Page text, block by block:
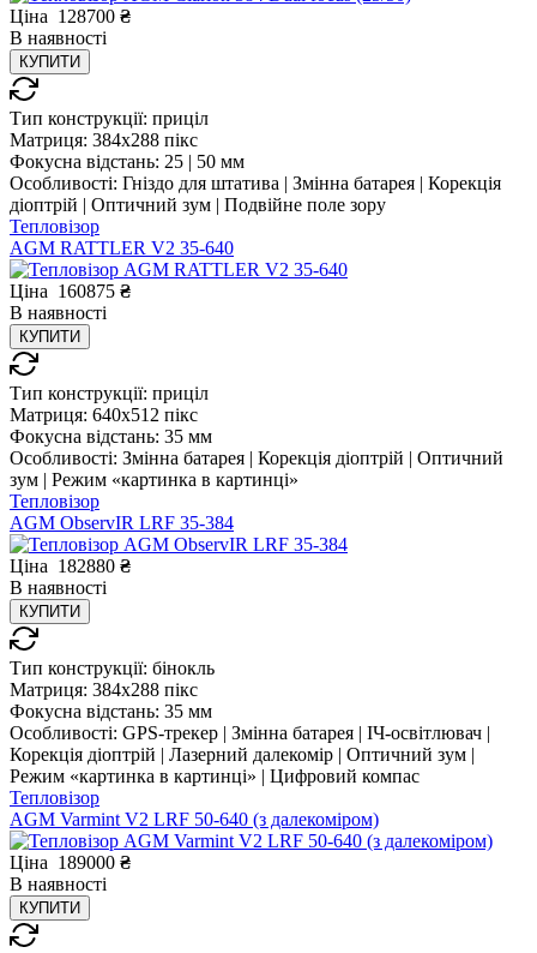
Ціна 128700 ₴
В наявності
КУПИТИ
Тип конструкції: приціл
Матриця: 384x288 пікс
Фокусна відстань: 25 | 50 мм
Особливості: Гніздо для штатива | Змінна батарея | Корекція
діоптрій | Оптичний зум | Подвійне поле зору
Тепловізор
AGM RATTLER V2 35-640
Ціна 160875 ₴
В наявності
КУПИТИ
Тип конструкції: приціл
Матриця: 640x512 пікс
Фокусна відстань: 35 мм
Особливості: Змінна батарея | Корекція діоптрій | Оптичний
зум | Режим «картинка в картинці»
Тепловізор
AGM ObservIR LRF 35-384
Ціна 182880 ₴
В наявності
КУПИТИ
Тип конструкції: бінокль
Матриця: 384x288 пікс
Фокусна відстань: 35 мм
Особливості: GPS-трекер | Змінна батарея | ІЧ-освітлювач |
Корекція діоптрій | Лазерний далекомір | Оптичний зум |
Режим «картинка в картинці» | Цифровий компас
Тепловізор
AGM Varmint V2 LRF 50-640 (з далекоміром)
Ціна 189000 ₴
В наявності
КУПИТИ